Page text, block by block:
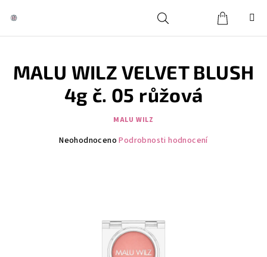
HledatPřihlášeníKošík
MALU WILZ VELVET BLUSH
4g č. 05 růžová
MALU WILZ
Průměrné
Neohodnoceno Podrobnosti hodnocení